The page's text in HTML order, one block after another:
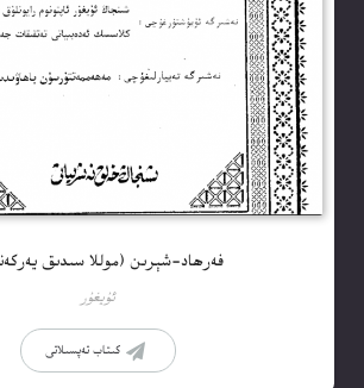
فەرھاد-شېرىن (موللا سىدىق
ئۇيغۇر
كىتاب تەپسىلاتى